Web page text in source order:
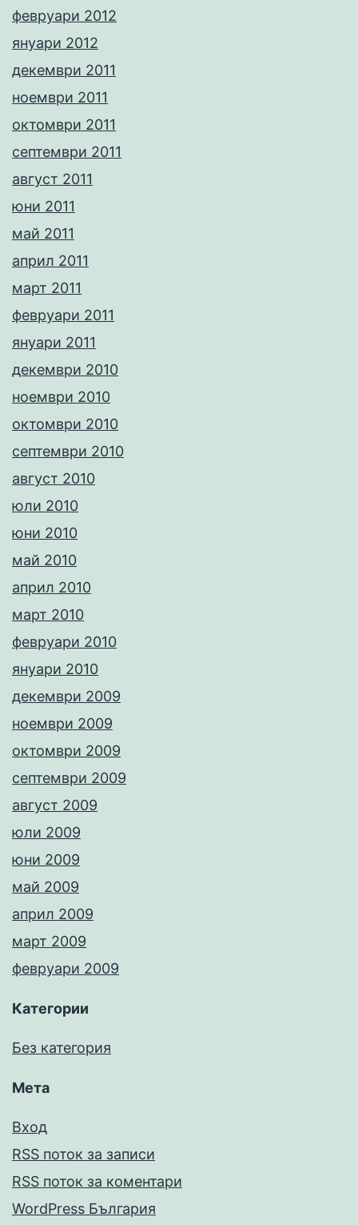
февруари 2012
януари 2012
декември 2011
ноември 2011
октомври 2011
септември 2011
август 2011
юни 2011
май 2011
април 2011
март 2011
февруари 2011
януари 2011
декември 2010
ноември 2010
октомври 2010
септември 2010
август 2010
юли 2010
юни 2010
май 2010
април 2010
март 2010
февруари 2010
януари 2010
декември 2009
ноември 2009
октомври 2009
септември 2009
август 2009
юли 2009
юни 2009
май 2009
април 2009
март 2009
февруари 2009
Категории
Без категория
Мета
Вход
RSS поток за записи
RSS поток за коментари
WordPress България